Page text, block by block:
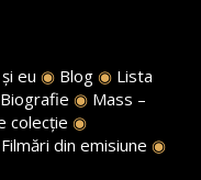
eu ◉ Blog ◉ Lista
Biografie ◉ Mass –
colecție ◉
Filmări din emisiune ◉